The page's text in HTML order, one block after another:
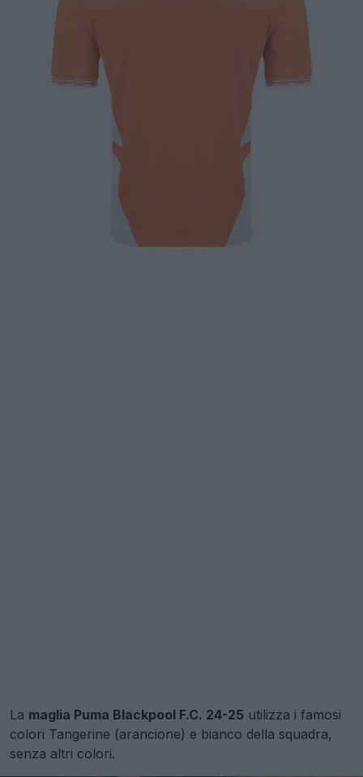
La maglia Puma Blackpool F.C. 24-25 utilizza i famosi
colori Tangerine (arancione) e bianco della squadra,
senza altri colori.